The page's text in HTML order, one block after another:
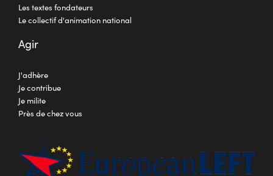
Les textes fondateurs
Le collectif d'animation national
Agir
J'adhère
Je contribue
Je milite
Près de chez vous